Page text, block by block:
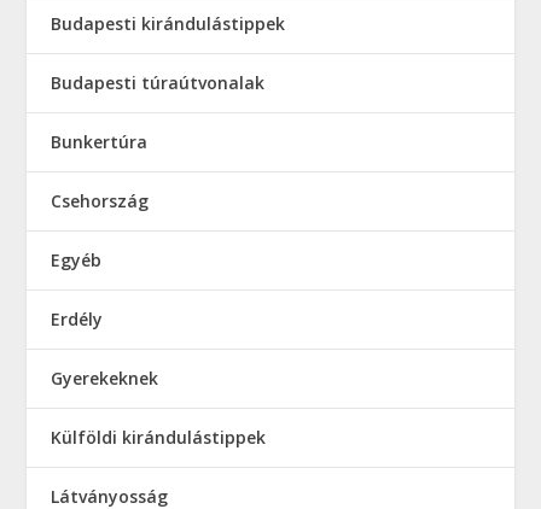
Budapesti kirándulástippek
Budapesti túraútvonalak
Bunkertúra
Csehország
Egyéb
Erdély
Gyerekeknek
Külföldi kirándulástippek
Látványosság